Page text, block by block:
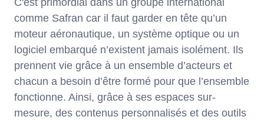
C'est primordial dans un groupe international
comme Safran car il faut garder en tête qu’un
moteur aéronautique, un système optique ou un
logiciel embarqué n’existent jamais isolément. Ils
prennent vie grâce à un ensemble d’acteurs et
chacun a besoin d’être formé pour que l’ensemble
fonctionne. Ainsi, grâce à ses espaces sur-
mesure, des contenus personnalisés et des outils